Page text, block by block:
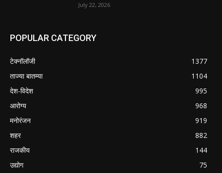
July 22, 2026
POPULAR CATEGORY
टेक्नॉलॉजी
1377
ताज्या बातम्या
1104
देश-विदेश
995
आरोग्य
968
मनोरंजन
919
शहर
882
राजकीय
144
उद्योग
75